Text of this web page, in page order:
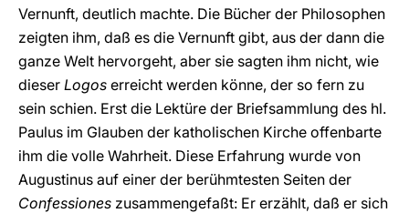
Vernunft, deutlich machte. Die Bücher der Philosophen
zeigten ihm, daß es die Vernunft gibt, aus der dann die
ganze Welt hervorgeht, aber sie sagten ihm nicht, wie
dieser Logos erreicht werden könne, der so fern zu
sein schien. Erst die Lektüre der Briefsammlung des hl.
Paulus im Glauben der katholischen Kirche offenbarte
ihm die volle Wahrheit. Diese Erfahrung wurde von
Augustinus auf einer der berühmtesten Seiten der
Confessiones zusammengefaßt: Er erzählt, daß er sich